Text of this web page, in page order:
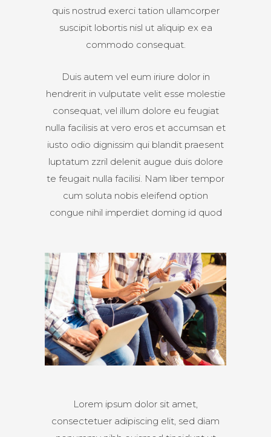
quis nostrud exerci tation ullamcorper
suscipit lobortis nisl ut aliquip ex ea
commodo consequat.
Duis autem vel eum iriure dolor in
hendrerit in vulputate velit esse molestie
consequat, vel illum dolore eu feugiat
nulla facilisis at vero eros et accumsan et
iusto odio dignissim qui blandit praesent
luptatum zzril delenit augue duis dolore
te feugait nulla facilisi. Nam liber tempor
cum soluta nobis eleifend option
congue nihil imperdiet doming id quod
Lorem ipsum dolor sit amet,
consectetuer adipiscing elit, sed diam